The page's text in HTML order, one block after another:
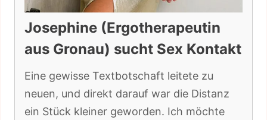
Josephine (Ergotherapeutin
aus Gronau) sucht Sex Kontakt
Eine gewisse Textbotschaft leitete zu
neuen, und direkt darauf war die Distanz
ein Stück kleiner geworden. Ich möchte